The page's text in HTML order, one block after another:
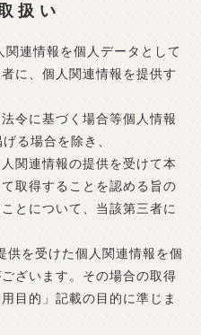
扱い
連情報を個人データとして
に、個人関連情報を提供す
令に基づく場合等個人情報
る場合を除き、
関連情報の提供を受けて本
取得することを認める旨の
とについて、当該第三者に
を受けた個人関連情報を個
ざいます。その場合の取得
目的」記載の目的に準じま